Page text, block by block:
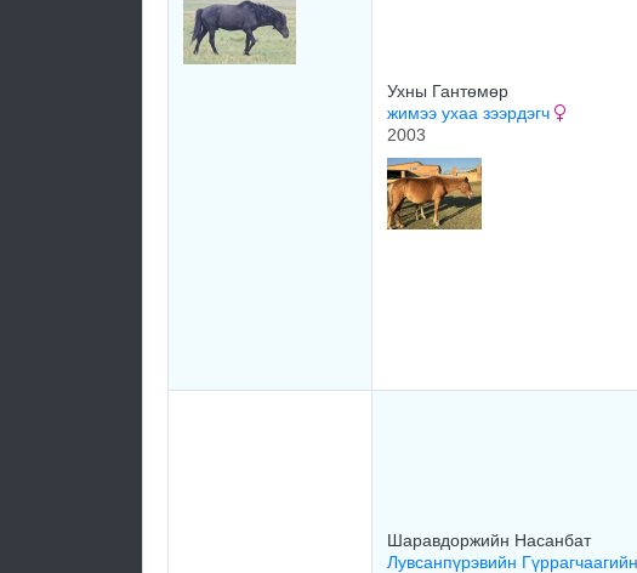
Ухны Гантөмөр
жимээ ухаа зээрдэгч
2003
Шаравдоржийн Насанбат
Лувсанпүрэвийн Гүррагчаагийн